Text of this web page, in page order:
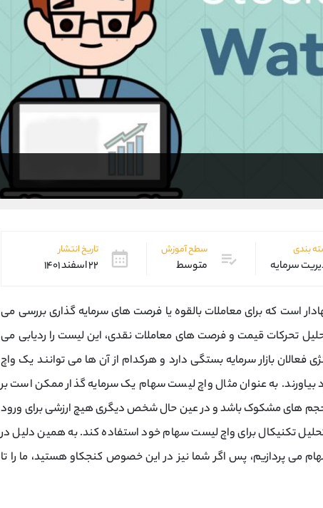
بندی
سرمایه
سطح آموزش
متوسط
تاریخ انتشار
۲۲ اسفند ۱۴۰۱
است که برای معاملات بالقوه یا فرصت های سرمایه گذاری بررسی می
تحرکات قیمت و فرصت های معاملات نقدی، این لیست را ردیابی می
فعالان بازار سرمایه بستگی دارد و هرکدام از آن ها می توانند یک واچ
به عنوان مثال واچ لیست سهام یک سرمایه گذار ممکن است بر
های مشکوک باشد و در عین حال شخص دیگری هیچ ارزشی برای ورود
تکنیکال برای واچ لیست سهام خود استفاده کند. به همین دلیل در
می پردازیم، پس اگر شما نیز در این خصوص کنجکاو هستید، ما را تا